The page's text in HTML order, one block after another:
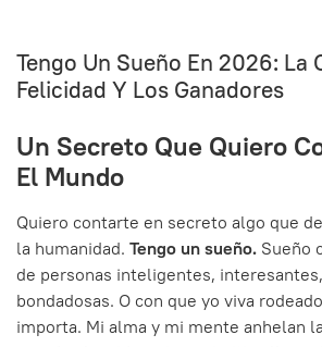
Tengo Un Sueño En 2026: La
Felicidad Y Los Ganadores
Un Secreto Que Quiero
El Mundo
Quiero contarte en secreto algo que
la humanidad. Tengo un sueño. Sueño
de personas inteligentes,
bondadosas. O con que yo viva
importa. Mi alma y mi mente anhelan